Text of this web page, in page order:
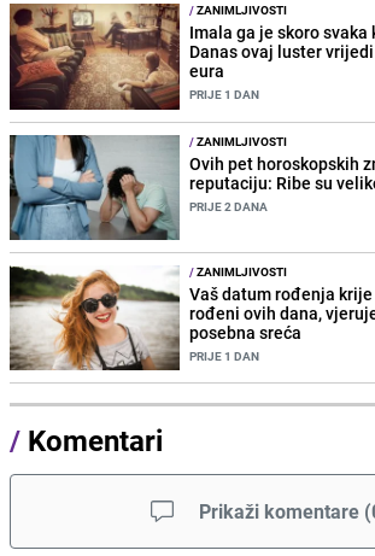
/ZANIMLJIVOSTI
Imala ga je skoro
Danas ovaj luster
eura
PRIJE 1 DAN
/ZANIMLJIVOSTI
Ovih pet horoskopskih
reputaciju: Ribe su
PRIJE 2 DANA
/ZANIMLJIVOSTI
Vaš datum rođenja
rođeni ovih dana,
posebna sreća
PRIJE 1 DAN
/ Komentari
Prikaži komentare (